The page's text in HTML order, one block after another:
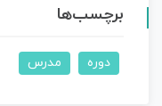
برچسب‌ها
دوره مدرس